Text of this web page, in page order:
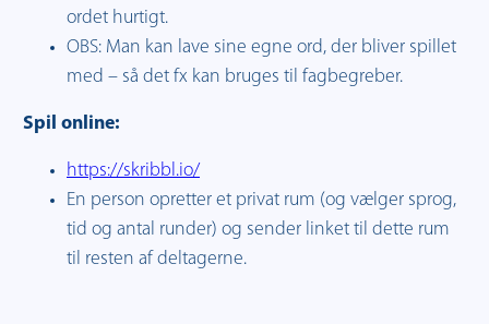
ordet hurtigt.
OBS: Man kan lave sine egne ord, der bliver spillet
med – så det fx kan bruges til fagbegreber.
Spil online:
https://skribbl.io/
En person opretter et privat rum (og vælger sprog,
tid og antal runder) og sender linket til dette rum
til resten af deltagerne.